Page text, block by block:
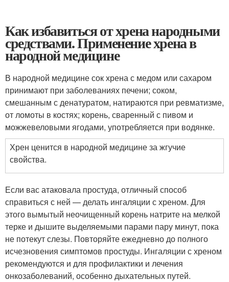
Как избавиться от хрена народными
средствами. Применение хрена в
народной медицине
В народной медицине сок хрена с медом или сахаром
принимают при заболеваниях печени; соком,
смешанным с денатуратом, натираются при ревматизме,
от ломоты в костях; корень, сваренный с пивом и
можжевеловыми ягодами, употребляется при водянке.
Хрен ценится в народной медицине за жгучие
свойства.
Если вас атаковала простуда, отличный способ
справиться с ней — делать ингаляции с хреном. Для
этого вымытый неочищенный корень натрите на мелкой
терке и дышите выделяемыми парами пару минут, пока
не потекут слезы. Повторяйте ежедневно до полного
исчезновения симптомов простуды. Ингаляции с хреном
рекомендуются и для профилактики и лечения
онкозаболеваний, особенно дыхательных путей.